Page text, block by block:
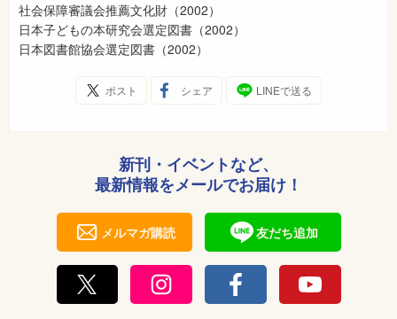
社会保障審議会推薦文化財（2002）
日本子どもの本研究会選定図書（2002）
日本図書館協会選定図書（2002）
ポスト シェア LINEで送る
新刊・イベントなど、
最新情報をメールでお届け！
メルマガ購読 友だち追加